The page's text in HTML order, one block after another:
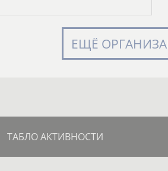
ЕЩЁ
ТАБЛО АКТИВНОСТИ